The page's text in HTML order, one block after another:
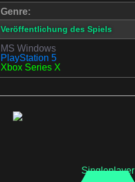
Genre:
Veröffentlichung des Spiels
MS Windows
PlayStation 5
Xbox Series X
Singleplayer